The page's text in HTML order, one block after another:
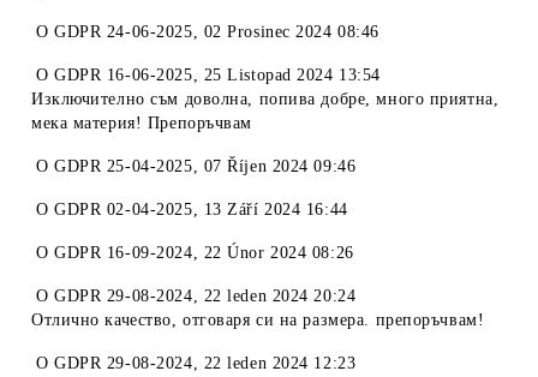
OGDPR 24-06-2025, 02 Prosinec 2024 08:46
OGDPR 16-06-2025, 25 Listopad 2024 13:54
Изключително съм доволна, попива добре, много приятна,
мека материя! Препоръчвам
OGDPR 25-04-2025, 07 Říjen 2024 09:46
OGDPR 02-04-2025, 13 Září 2024 16:44
OGDPR 16-09-2024, 22 Únor 2024 08:26
OGDPR 29-08-2024, 22 leden 2024 20:24
Отлично качество, отговаря си на размера. препоръчвам!
OGDPR 29-08-2024, 22 leden 2024 12:23